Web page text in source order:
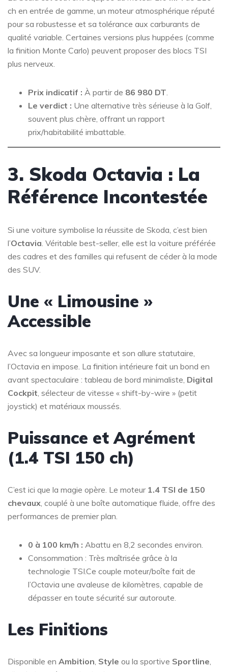
ch en entrée de gamme, un moteur atmosphérique réputé
pour sa robustesse et sa tolérance aux carburants de
qualité variable. Certaines versions plus huppées (comme
la finition Monte Carlo) peuvent proposer des blocs TSI
plus nerveux.
Prix indicatif : À partir de 86 980 DT
Le verdict : Une alternative très sérieuse à la Golf,
souvent plus chère, offrant un rapport
prix/habitabilité imbattable.
3. Skoda Octavia : La
Référence Incontestée
Si une voiture symbolise la réussite de Skoda, c’est bien
l’Octavia . Véritable best-seller, elle est la voiture préférée
des cadres et des familles qui refusent de céder à la mode
des SUV.
Une « Limousine »
Accessible
Avec sa longueur imposante et son allure statutaire,
l’Octavia en impose. La finition intérieure fait un bond en
avant spectaculaire : tableau de bord minimaliste, Digital
Cockpit , sélecteur de vitesse « shift-by-wire » (petit
joystick) et matériaux moussés.
Puissance et Agrément
(1.4 TSI 150 ch)
C’est ici que la magie opère. Le moteur 1.4 TSI de 150
chevaux , couplé à une boîte automatique fluide, offre des
performances de premier plan.
0 à 100 km/h : Abattu en 8,2 secondes environ.
Consommation : Très maîtrisée grâce à la
technologie TSI.Ce couple moteur/boîte fait de
l’Octavia une avaleuse de kilomètres, capable de
dépasser en toute sécurité sur autoroute.
Les Finitions
Disponible en Ambition Style ou la sportive Sportline